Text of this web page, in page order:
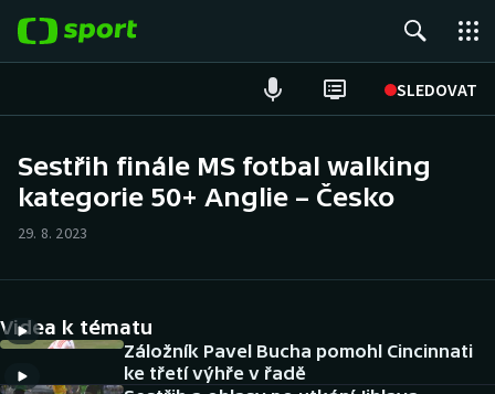
SLEDOVAT
Hokej
Cyklistika
Sestřih finále MS fotbal walking
kategorie 50+ Anglie – Česko
29. 8. 2023
Videa k tématu
Záložník Pavel Bucha pomohl Cincinnati
ke třetí výhře v řadě